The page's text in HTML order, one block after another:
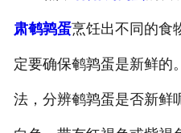
肃鹌鹑蛋烹饪出不同的食
定要确保鹌鹑蛋是新鲜的
法，分辨鹌鹑蛋是否新鲜